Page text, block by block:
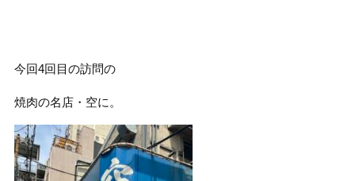
今回4回目の訪問の
焼肉の名店・空に。